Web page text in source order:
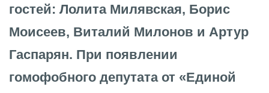
гостей: Лолита Милявская, Борис
Моисеев, Виталий Милонов и Артур
Гаспарян. При появлении
гомофобного депутата от «Единой